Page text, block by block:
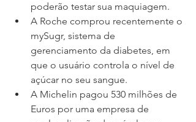
poderão testar sua maquiagem.
A Roche comprou recentemente o
mySugr, sistema de
gerenciamento da diabetes, em
que o usuário controla o nível de
açúcar no seu sangue.
A Michelin pagou 530 milhões de
Euros por uma empresa de